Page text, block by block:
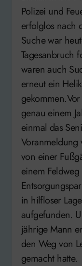
Polizei und
erfolglos nach
Suche war
Tagesanbruch
waren auch
erneut ein
gekommen.Vor
genau einem
einmal das
Voranmeldung
von einer
einem
in hilfloser
aufgefunden.
jährige Mann
den Weg von
gemacht hatte.